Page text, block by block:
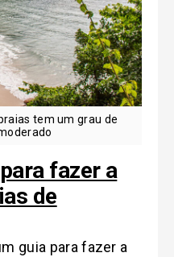
tem um grau de
fazer a
de
guia para fazer a